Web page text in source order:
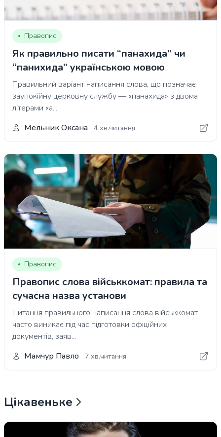
Правопис
Як правильно писати “панахида” чи
“панихида” українською мовою
Правильний варіант написання слова, що позначає
заупокійну церковну службу — «панахида» з двома
літерами «а...
Мельник Оксана
4 хв.читання
Правопис
Правопис слова військкомат: правила та
сучасна назва установи
Питання правильного написання слова військкомат
часто виникає під час підготовки офіційних
документів, заяв...
Мамчур Павло
7 хв.читання
Цікавеньке